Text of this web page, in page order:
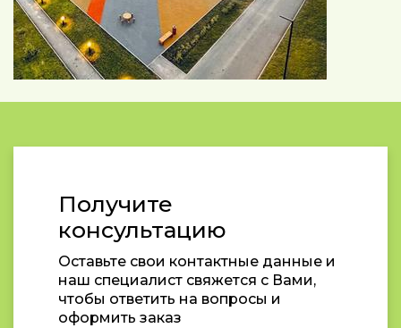
Получите
консультацию
Оставьте свои контактные данные и
наш специалист свяжется с Вами,
чтобы ответить на вопросы и
оформить заказ